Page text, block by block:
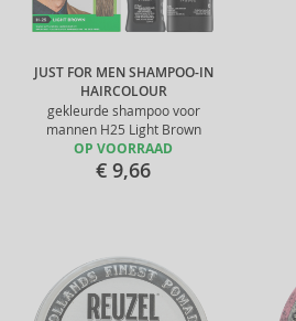
JUST FOR MEN SHAMPOO-IN
HAIRCOLOUR
gekleurde shampoo voor
mannen H25 Light Brown
OP VOORRAAD
€ 9,66